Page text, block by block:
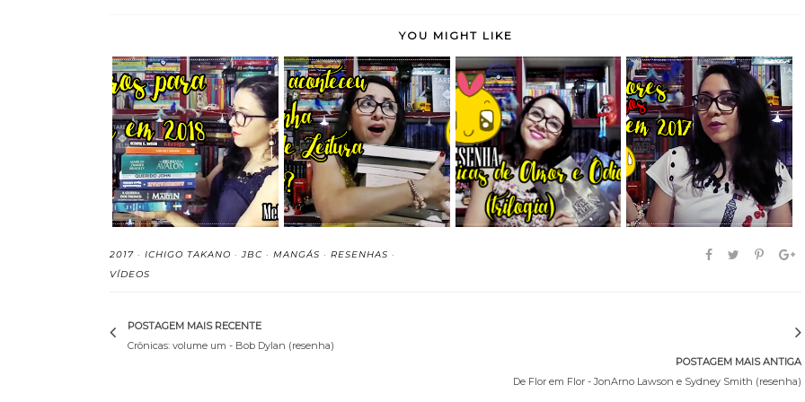
YOU MIGHT LIKE
7 Livros para Ler em
2018 (Meta de ...
O que aconteceu com
minha meta de l...
Crônicas de Amor e
Ódio (Trilogia C...
Os Piores livros Lidos
em 2017
2017 · ICHIGO TAKANO · JBC · MANGÁS · RESENHAS ·
VÍDEOS
POSTAGEM MAIS RECENTE
Crônicas: volume um - Bob Dylan (resenha)
POSTAGEM MAIS ANTIGA
De Flor em Flor - JonArno Lawson e Sydney Smith (resenha)